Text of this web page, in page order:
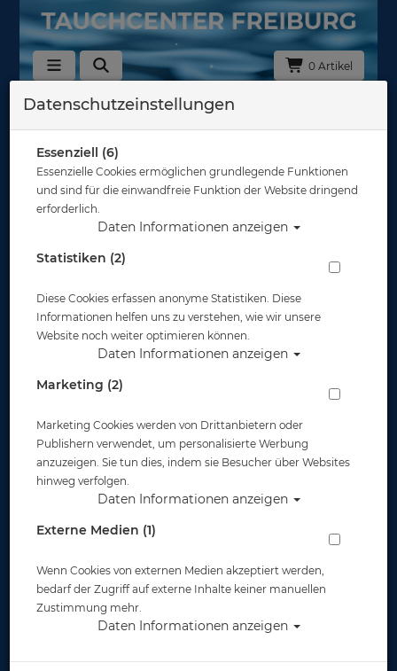
0 Artikel
Zurück
Mares Trilastic Rash Guard - Langarm -
Artikelnr.: mar-412551master
Datenschutzeinstellungen
Essenziell (6)
Essenzielle Cookies ermöglichen grundlegende Funktionen
und sind für die einwandfreie Funktion der Website dringend
erforderlich.
Daten Informationen anzeigen
Statistiken (2)
Diese Cookies erfassen anonyme Statistiken. Diese
Informationen helfen uns zu verstehen, wie wir unsere
Website noch weiter optimieren können.
Daten Informationen anzeigen
Marketing (2)
Marketing Cookies werden von Drittanbietern oder
Publishern verwendet, um personalisierte Werbung
anzuzeigen. Sie tun dies, indem sie Besucher über Websites
hinweg verfolgen.
Daten Informationen anzeigen
Externe Medien (1)
Wenn Cookies von externen Medien akzeptiert werden,
bedarf der Zugriff auf externe Inhalte keiner manuellen
Zustimmung mehr.
Daten Informationen anzeigen